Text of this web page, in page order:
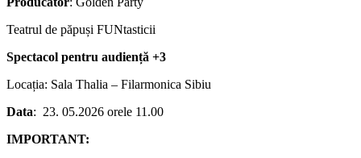
Teatrul de păpuși FUNtasticii
Spectacol pentru audiență +3
Locația: Sala Thalia – Filarmonica Sibiu
Data: 23. 05.2026 orele 11.00
IMPORTANT: